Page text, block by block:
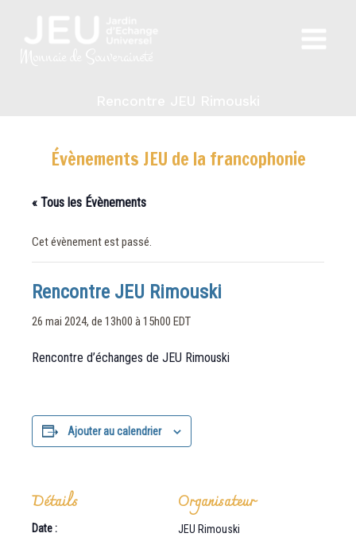
Évènements JEU de la francophonie
« Tous les Évènements
Cet évènement est passé.
Rencontre JEU Rimouski
26 mai 2024, de 13h00 à15h00 EDT
Rencontre d’échanges de JEU Rimouski
Ajouter au calendrier
Détails
Date :
Organisateur
JEU Rimouski